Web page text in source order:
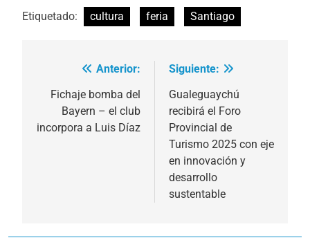
Etiquetado: cultura feria Santiago
Navegación
de
entradas
Anterior:
Fichaje bomba del
Bayern – el club
incorpora a Luis Díaz
Siguiente:
Gualeguaychú
recibirá el Foro
Provincial de
Turismo 2025 con eje
en innovación y
desarrollo
sustentable